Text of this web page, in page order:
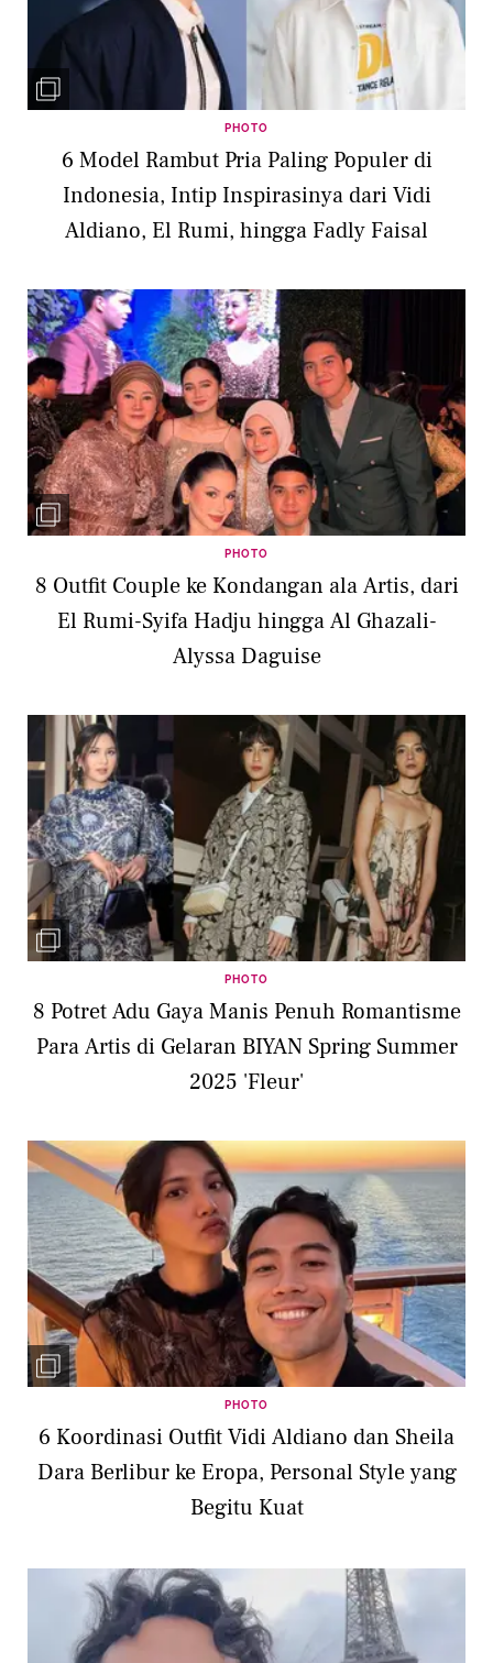
PHOTO
6 Model Rambut Pria Paling Populer di
Indonesia, Intip Inspirasinya dari Vidi
Aldiano, El Rumi, hingga Fadly Faisal
PHOTO
8 Outfit Couple ke Kondangan ala Artis, dari
El Rumi-Syifa Hadju hingga Al Ghazali-
Alyssa Daguise
PHOTO
8 Potret Adu Gaya Manis Penuh Romantisme
Para Artis di Gelaran BIYAN Spring Summer
2025 'Fleur'
PHOTO
6 Koordinasi Outfit Vidi Aldiano dan Sheila
Dara Berlibur ke Eropa, Personal Style yang
Begitu Kuat